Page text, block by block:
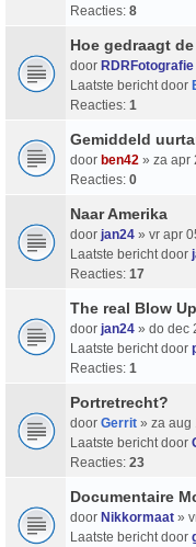
Reacties: 8
Hoe gedraagt
door RDRFotografie
Laatste bericht door
Reacties: 1
Gemiddeld
door ben42 » za apr
Reacties: 0
Naar Amerika
door jan24 » vr apr
Laatste bericht door
Reacties: 17
The real Blow
door jan24 » do dec
Laatste bericht door
Reacties: 1
Portretrecht?
door Gerrit » za aug
Laatste bericht door
Reacties: 23
Documentaire
door Nikkormaat »
Laatste bericht door